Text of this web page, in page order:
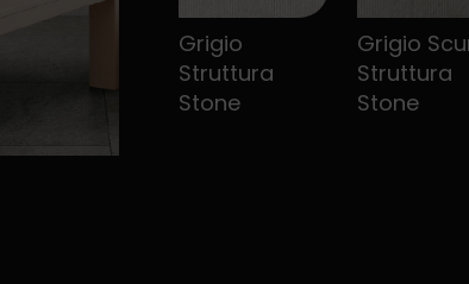
Grigio
Struttura
Stone
Grigio
Struttura
Stone